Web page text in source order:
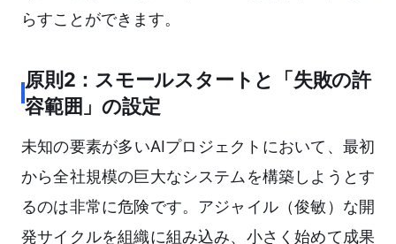
らすことができます。
原則2：スモールスタートと「失敗の許
容範囲」の設定
未知の要素が多いAIプロジェクトにおいて、最初
から全社規模の巨大なシステムを構築しようとす
るのは非常に危険です。アジャイル（俊敏）な開
発サイクルを組織に組み込み、小さく始めて成果